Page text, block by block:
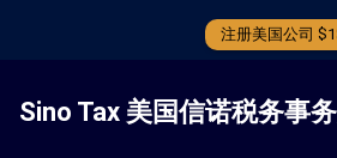
注册美国公司
Sino Tax 美国信诺税务事